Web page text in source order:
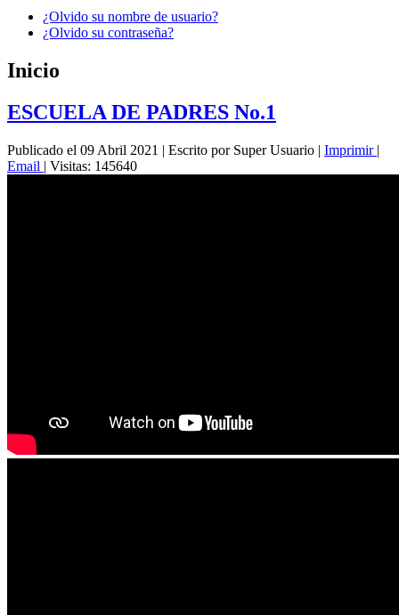
¿Olvido su nombre de usuario?
¿Olvido su contraseña?
Inicio
ESCUELA DE PADRES No.1
Publicado el 09 Abril 2021 | Escrito por Super Usuario | Imprimir |
Email | Visitas: 145640